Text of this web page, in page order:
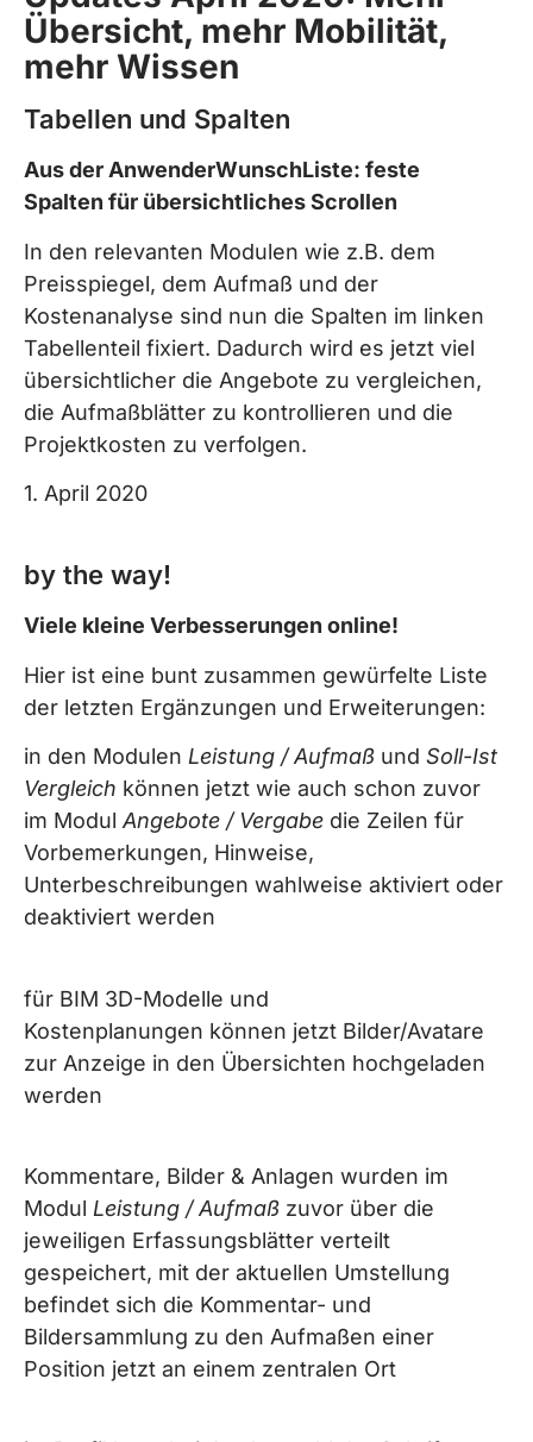
Übersicht, mehr Mobilität,
mehr Wissen
Tabellen und Spalten
Aus der AnwenderWunschListe: feste
Spalten für übersichtliches Scrollen
In den relevanten Modulen wie z.B. dem
Preisspiegel, dem Aufmaß und der
Kostenanalyse sind nun die Spalten im linken
Tabellenteil fixiert. Dadurch wird es jetzt viel
übersichtlicher die Angebote zu vergleichen,
die Aufmaßblätter zu kontrollieren und die
Projektkosten zu verfolgen.
1. April 2020
by the way!
Viele kleine Verbesserungen online!
Hier ist eine bunt zusammen gewürfelte Liste
der letzten Ergänzungen und Erweiterungen:
in den Modulen Leistung / Aufmaß und Soll-Ist
Vergleich können jetzt wie auch schon zuvor
im Modul Angebote / Vergabe die Zeilen für
Vorbemerkungen, Hinweise,
Unterbeschreibungen wahlweise aktiviert oder
deaktiviert werden
für BIM 3D-Modelle und
Kostenplanungen können jetzt Bilder/Avatare
zur Anzeige in den Übersichten hochgeladen
werden
Kommentare, Bilder & Anlagen wurden im
Modul Leistung / Aufmaß zuvor über die
jeweiligen Erfassungsblätter verteilt
gespeichert, mit der aktuellen Umstellung
befindet sich die Kommentar- und
Bildersammlung zu den Aufmaßen einer
Position jetzt an einem zentralen Ort